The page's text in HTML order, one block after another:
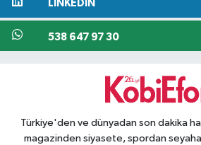
LINKEDIN
538 647 97 30
Türkiye'den ve dünyadan son dakika
magazinden siyasete, spordan